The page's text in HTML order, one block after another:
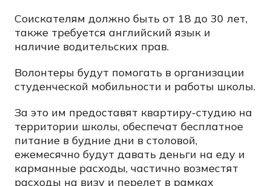
Соискателям должно быть от 18 до 30 лет,
также требуется английский язык и
наличие водительских прав.
Волонтеры будут помогать в организации
студенческой мобильности и работы школы.
За это им предоставят квартиру-студию на
территории школы, обеспечат бесплатное
питание в будние дни в столовой,
ежемесячно будут давать деньги на еду и
карманные расходы, частично возместят
расходы на визу и перелет в рамках